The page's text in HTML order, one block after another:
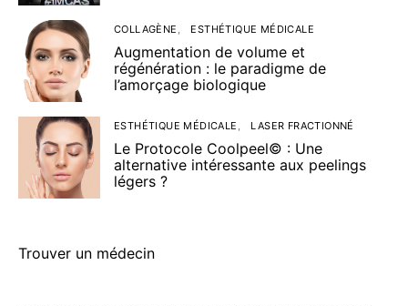
COLLAGÈNE ESTHÉTIQUE MÉDICALE
Augmentation de volume et
régénération : le paradigme de
l’amorçage biologique
ESTHÉTIQUE MÉDICALE LASER FRACTIONNÉ
Le Protocole Coolpeel© : Une
alternative intéressante aux peelings
légers ?
Trouver un médecin